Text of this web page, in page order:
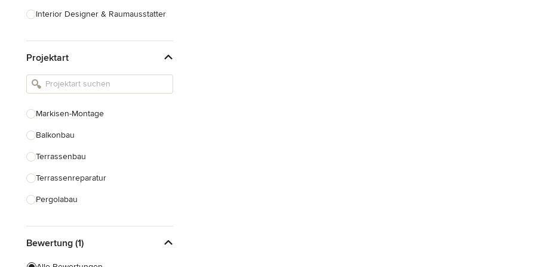
Interior Designer & Raumausstatter
Landschaftsarchitekten
Armaturen & Sanitärbedarf
Projektart
Markisen-Montage
Balkonbau
Terrassenbau
Terrassenreparatur
Pergolabau
Terrassenüberdachung Bau
Bewertung (1)